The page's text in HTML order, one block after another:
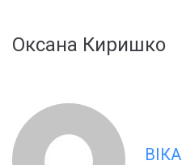
Оксана Киришко
ВІКА